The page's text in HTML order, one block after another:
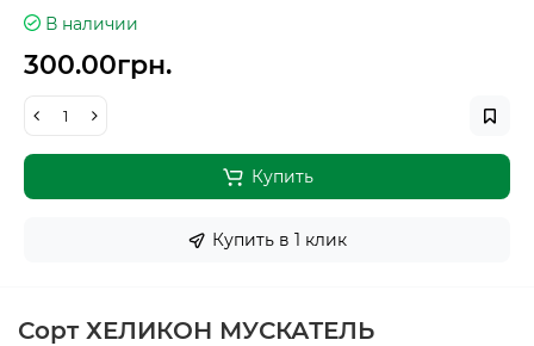
В наличии
300.00грн.
Купить
Купить в 1 клик
Сорт ХЕЛИКОН МУСКАТЕЛЬ